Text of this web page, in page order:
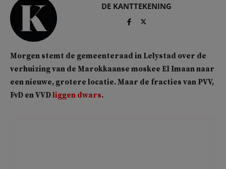
DE KANTTEKENING
Morgen stemt de gemeenteraad in Lelystad over de
verhuizing van de Marokkaanse moskee El Imaan naar
een nieuwe, grotere locatie. Maar de fracties van PVV,
FvD en VVDliggen dwars.